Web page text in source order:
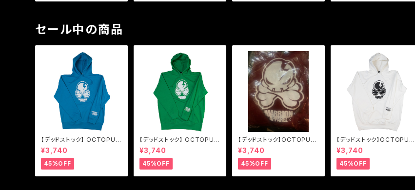
セール中の商品
【デッドストック】 OCTOPUS
SKULL HOODIE (Turquoi
se blue×White)
¥3,740
45%OFF
【デッドストック】 OCTOPUS
SKULL HOODIE (Bright gr
een×White)
¥3,740
45%OFF
【デッドストック】OCTOPUS
SKULL HOODIE (バーガン
ディ×Black)
¥3,740
45%OFF
【デッドストック】OCTOPUS
SKULL HOODIE (White×B
lack)
¥3,740
45%OFF